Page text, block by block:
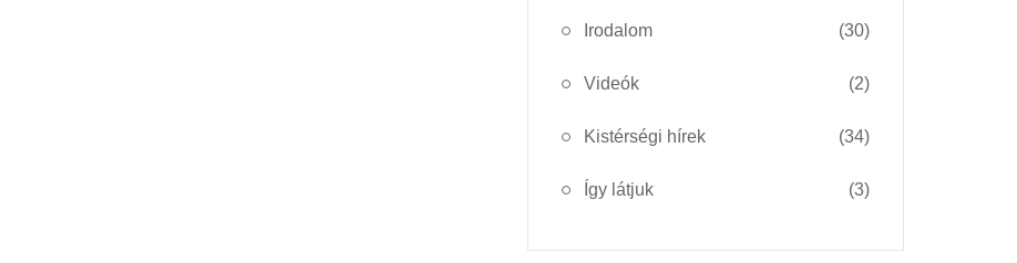
Irodalom (30)
Videók (2)
Kistérségi hírek (34)
Így látjuk (3)